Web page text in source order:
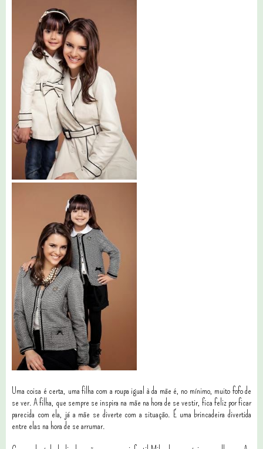
Uma coisa é certa, uma filha com a roupa igual à da mãe é, no mínimo, muito fofo de
se ver. A filha, que sempre se inspira na mãe na hora de se vestir, fica feliz por ficar
parecida com ela, já a mãe se diverte com a situação. É uma brincadeira divertida
entre elas na hora de se arrumar.